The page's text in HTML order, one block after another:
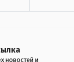
новостей и